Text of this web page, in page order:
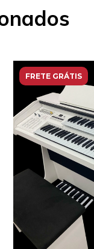
FRETE GRÁTIS